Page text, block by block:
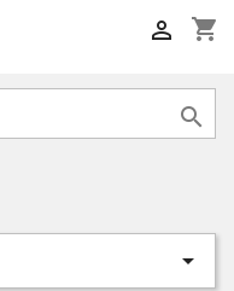
shopping_cart


